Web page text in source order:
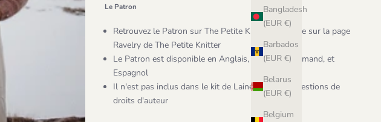
Bangladesh
(EUR €)
Barbados
(EUR €)
Belarus
(EUR €)
Belgium
Le Patron
Retrouvez le Patron surThe Petite Knitter ainsi que sur la page
Ravelry de The Petite Knitter
Le Patron est disponible en Anglais, Français, Allemand, et
Espagnol
Il n'est pas inclus dans le kit de Laine pour des questions de
droits d'auteur